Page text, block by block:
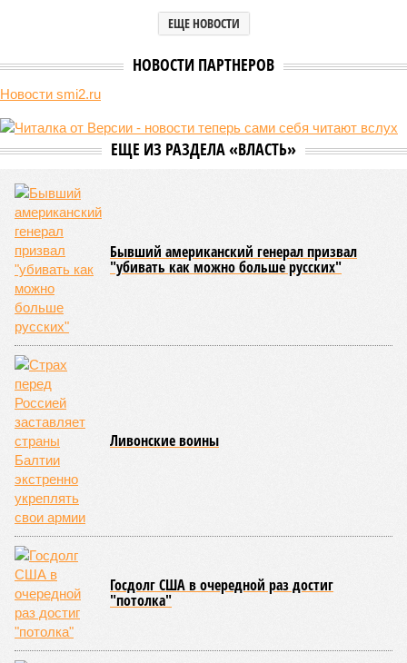
ЕЩЕ НОВОСТИ
НОВОСТИ ПАРТНЕРОВ
Новости smi2.ru
ЕЩЕ ИЗ РАЗДЕЛА «ВЛАСТЬ»
Бывший американский генерал призвал
"убивать как можно больше русских"
Ливонские воины
Госдолг США в очередной раз достиг
"потолка"